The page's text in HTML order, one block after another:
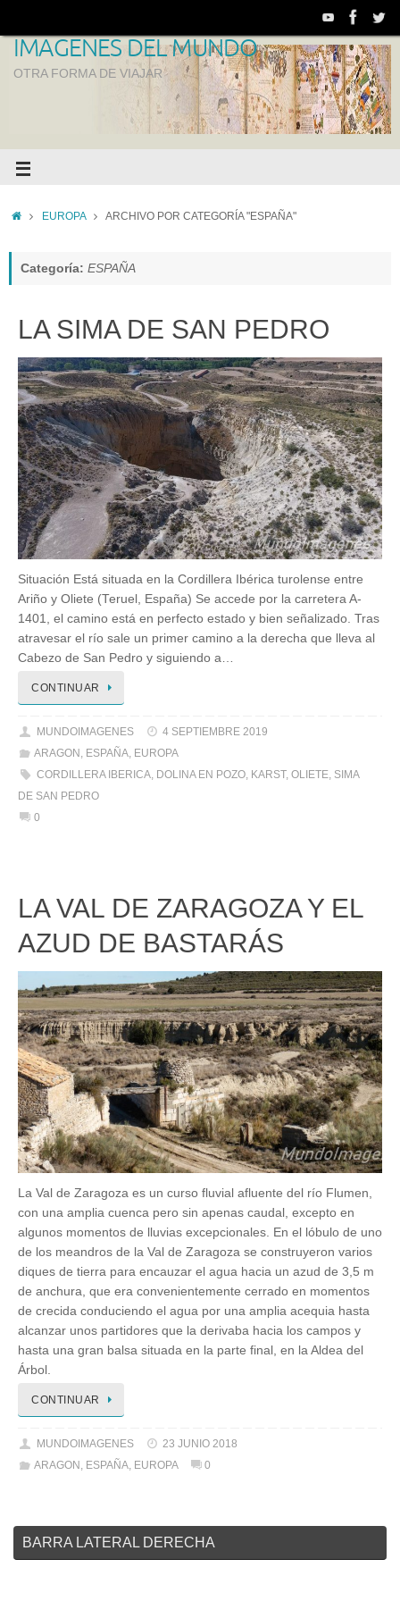
IMAGENES DEL MUNDO
OTRA FORMA DE VIAJAR
EUROPA ARCHIVO POR CATEGORÍA "ESPAÑA"
Categoría: ESPAÑA
LA SIMA DE SAN PEDRO
Situación Está situada en la Cordillera Ibérica turolense entre
Ariño y Oliete (Teruel, España) Se accede por la carretera A-
1401, el camino está en perfecto estado y bien señalizado. Tras
atravesar el río sale un primer camino a la derecha que lleva al
Cabezo de San Pedro y siguiendo a…
CONTINUAR
MUNDOIMAGENES
4 SEPTIEMBRE 2019
ARAGON, ESPAÑA, EUROPA
CORDILLERA IBERICA, DOLINA EN POZO, KARST, OLIETE, SIMA
DE SAN PEDRO
0
LA VAL DE ZARAGOZA Y EL
AZUD DE BASTARÁS
La Val de Zaragoza es un curso fluvial afluente del río Flumen,
con una amplia cuenca pero sin apenas caudal, excepto en
algunos momentos de lluvias excepcionales. En el lóbulo de uno
de los meandros de la Val de Zaragoza se construyeron varios
diques de tierra para encauzar el agua hacia un azud de 3,5 m
de anchura, que era convenientemente cerrado en momentos
de crecida conduciendo el agua por una amplia acequia hasta
alcanzar unos partidores que la derivaba hacia los campos y
hasta una gran balsa situada en la parte final, en la Aldea del
Árbol.
CONTINUAR
MUNDOIMAGENES
23 JUNIO 2018
ARAGON , ESPAÑA, EUROPA 0
BARRA LATERAL DERECHA